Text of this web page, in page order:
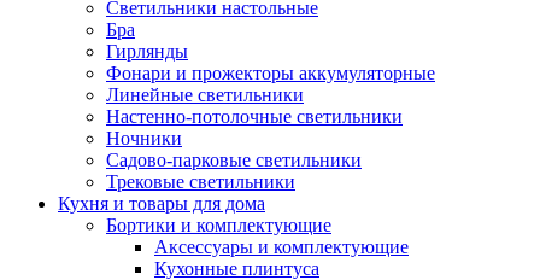
Светильники настольные
Бра
Гирлянды
Фонари и прожекторы аккумуляторные
Линейные светильники
Настенно-потолочные светильники
Ночники
Садово-парковые светильники
Трековые светильники
Кухня и товары для дома
Бортики и комплектующие
Аксессуары и комплектующие
Кухонные плинтуса